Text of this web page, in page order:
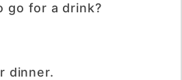
go for a drink?
dinner.